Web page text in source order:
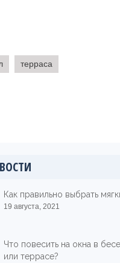
терраса
Как правильно выбрать
19 августа, 2021
Что повесить на окна в
или террасе?